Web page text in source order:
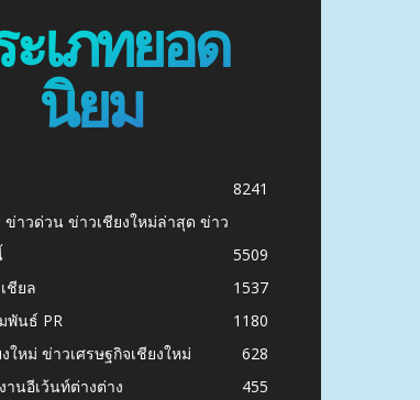
เภทยอด
นิยม
8241
ข่าวด่วน ข่าวเชียงใหม่ล่าสุด ข่าว
5509
ชียล
1537
พันธ์ PR
1180
ใหม่ ข่าวเศรษฐกิจเชียงใหม่
628
านอีเว้นท์ต่างต่าง
455